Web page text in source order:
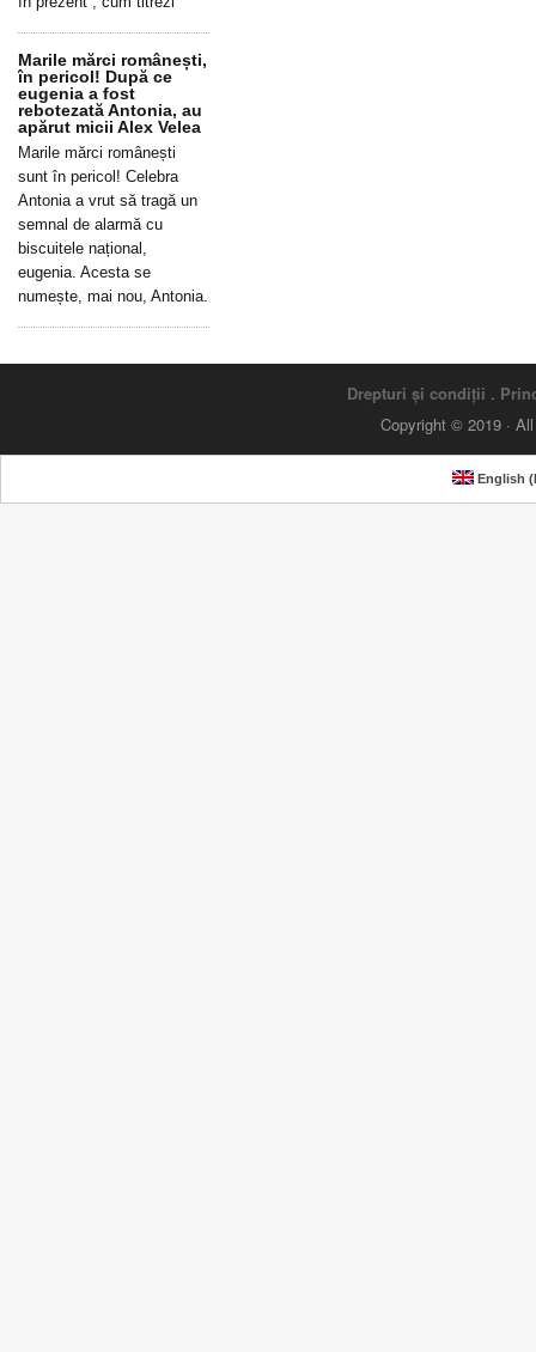
Marile mărci românești,
în pericol! După ce
eugenia a fost
rebotezată Antonia, au
apărut micii Alex Velea
Marile mărci românești
sunt în pericol! Celebra
Antonia a vrut să tragă un
semnal de alarmă cu
biscuitele național,
eugenia. Acesta se
numește, mai nou, Antonia.
Drepturi și condiții .
Copyright © 2019 ·
English (